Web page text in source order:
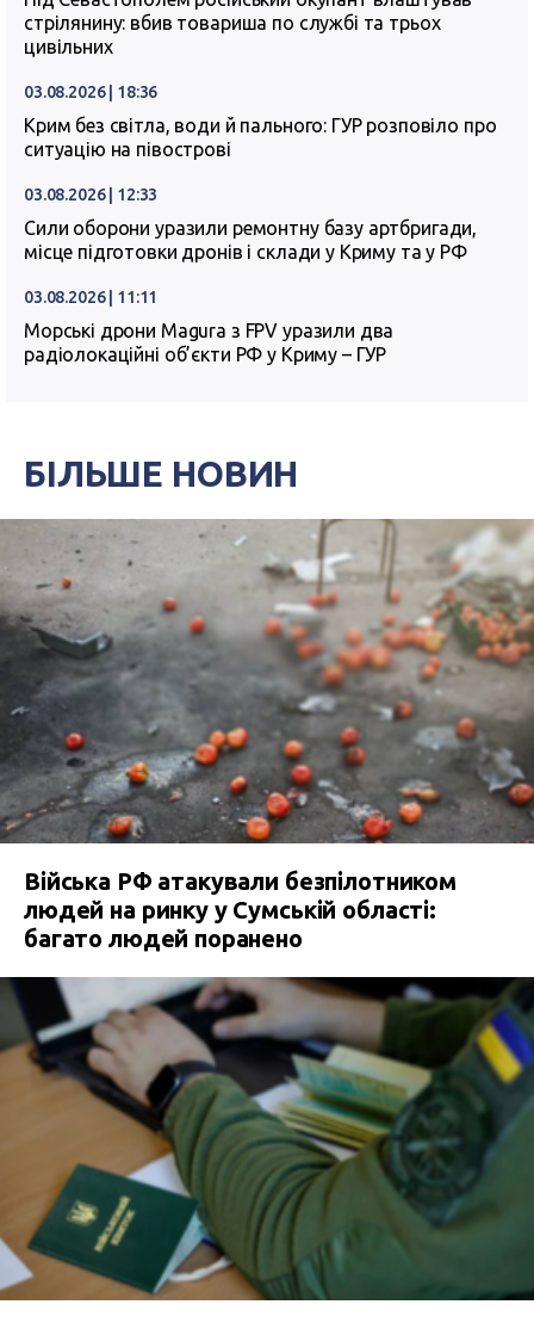
стрілянину: вбив товариша по службі та трьох
цивільних
03.08.2026 | 18:36
Крим без світла, води й пального: ГУР розповіло про
ситуацію на півострові
03.08.2026 | 12:33
Сили оборони уразили ремонтну базу артбригади,
місце підготовки дронів і склади у Криму та у РФ
03.08.2026 | 11:11
Морські дрони Magura з FPV уразили два
радіолокаційні об’єкти РФ у Криму – ГУР
БІЛЬШЕ НОВИН
Війська РФ атакували безпілотником
людей на ринку у Сумській області:
багато людей поранено